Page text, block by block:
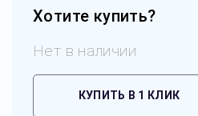
Хотите купить?
Нет в наличии
КУПИТЬ В 1 КЛИК